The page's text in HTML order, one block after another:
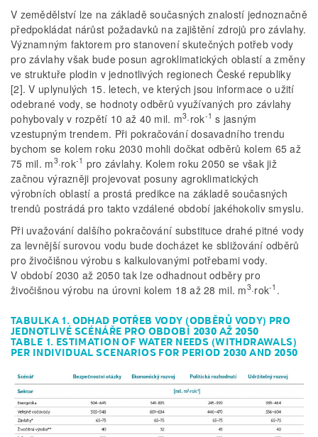
V zemědělství lze na základě současných znalostí jednoznačně
předpokládat nárůst požadavků na zajištění zdrojů pro závlahy.
Významným faktorem pro stanovení skutečných potřeb vody
pro závlahy však bude posun agroklimatických oblastí a změny
ve struktuře plodin v jednotlivých regionech České republiky
[2]. V uplynulých 15. letech, ve kterých jsou informace o užití
odebrané vody, se hodnoty odběrů využívaných pro závlahy
pohybovaly v rozpětí 10 až 40 mil. m3·rok-1 s jasným
vzestupným trendem. Při pokračování dosavadního trendu
bychom se kolem roku 2030 mohli dočkat odběrů kolem 65 až
75 mil. m3·rok-1 pro závlahy. Kolem roku 2050 se však již
začnou výrazněji projevovat posuny agroklimatických
výrobních oblastí a prostá predikce na základě současných
trendů postrádá pro takto vzdálené období jakéhokoliv smyslu.
Při uvažování dalšího pokračování substituce drahé pitné vody
za levnější surovou vodu bude docházet ke sbližování odběrů
pro živočišnou výrobu s kalkulovanými potřebami vody.
V období 2030 až 2050 tak lze odhadnout odběry pro
živočišnou výrobu na úrovni kolem 18 až 28 mil. m3·rok-1 .
TABULKA 1. ODHAD POTŘEB VODY (ODBĚRŮ VODY) PRO
JEDNOTLIVÉ SCÉNÁŘE PRO OBDOBÍ 2030 AŽ 2050
TABLE 1. ESTIMATION OF WATER NEEDS (WITHDRAWALS)
PER INDIVIDUAL SCENARIOS FOR PERIOD 2030 AND 2050